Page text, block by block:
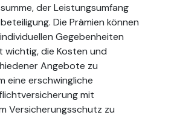
der Leistungsumfang
Die Prämien können
Gegebenheiten
wichtig, die Kosten und
Angebote zu
eine erschwingliche
mit
Versicherungsschutz zu